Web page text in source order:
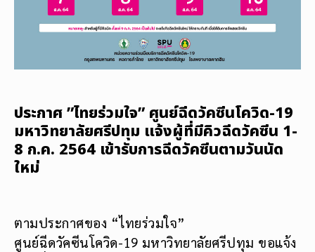
ประกาศ ”ไทยร่วมใจ” ศูนย์ฉีดวัคซีนโควิด-19
มหาวิทยาลัยศรีปทุม แจ้งผู้ที่มีคิวฉีดวัคซีน 1-
8 ก.ค. 2564 เข้ารับการฉีดวัคซีนตามวันนัด
ใหม่
ตามประกาศของ “ไทยร่วมใจ”
ศูนย์ฉีดวัคซีนโควิด-19 มหาวิทยาลัยศรีปทุม ขอแจ้ง